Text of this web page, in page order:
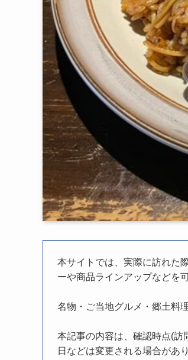
本サイトでは、実際に訪れた
ーや商品ラインアップなどを
名物・ご当地グルメ・郷土料
本記事の内容は、確認時点(訪
日などは変更される場合があ